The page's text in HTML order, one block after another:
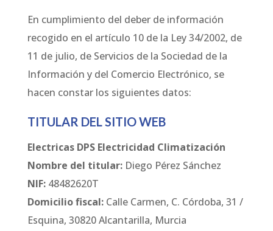
En cumplimiento del deber de información
recogido en el artículo 10 de la Ley 34/2002, de
11 de julio, de Servicios de la Sociedad de la
Información y del Comercio Electrónico, se
hacen constar los siguientes datos:
TITULAR DEL SITIO WEB
Electricas DPS Electricidad Climatización
Nombre del titular:Diego Pérez Sánchez
NIF:48482620T
Domicilio fiscal:Calle Carmen, C. Córdoba, 31 /
Esquina, 30820 Alcantarilla, Murcia